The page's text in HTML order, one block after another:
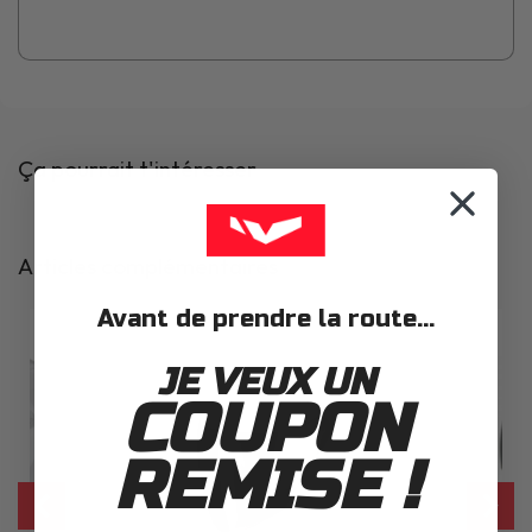
Ça pourrait t'intéresser
Articles complémentaires
Avant de prendre la route...
JE VEUX UN
COUPON
REMISE !